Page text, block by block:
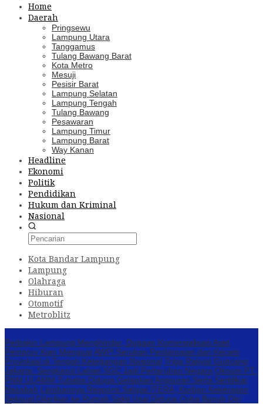
Home
Daerah
Pringsewu
Lampung Utara
Tanggamus
Tulang Bawang Barat
Kota Metro
Mesuji
Pesisir Barat
Lampung Selatan
Lampung Tengah
Tulang Bawang
Pesawaran
Lampung Timur
Lampung Barat
Way Kanan
Headline
Ekonomi
Politik
Pendidikan
Hukum dan Kriminal
Nasional
Kota Bandar Lampung
Lampung
Olahraga
Hiburan
Otomotif
Metroblitz
Perbakin Lampung Menghindar, Dugaan Komersialisasi Aset
Pemprov Kian MenguatAWPI Serukan Perdamaian dan Kecam
Provokasi di Tengah Ketegangan Nasional Triga Rakyat Guncang
Jakarta: Sengkarut Lahan SGC Jadi Pertaruhan Negara Oknum PT.
PNM ULAMM Tubaba Diduga Gelapkan Angsuran Serta Sertifikat
Nasabah Lambannya Respons Satgas ITERA, Korban Kekerasan
Seksual Dilarikan ke Rumah Sakit Usai Diduga Coba Bunuh Diri